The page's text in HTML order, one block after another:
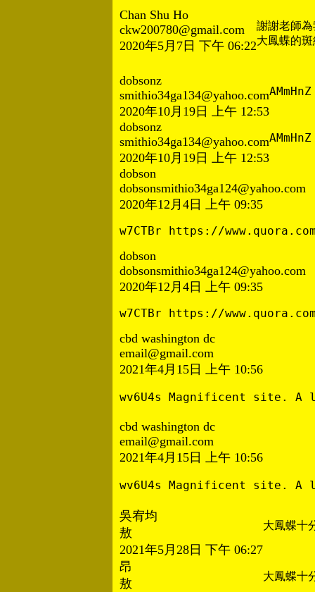
Chan Shu Ho
ckw200780@gmail.com
2020年5月7日 下午 06:22
謝謝老師
大鳳蝶的
dobsonz
smithio34ga134@yahoo.com
2020年10月19日 上午 12:53
dobsonz
smithio34ga134@yahoo.com
2020年10月19日 上午 12:53
dobson
dobsonsmithio34ga124@yahoo.com
2020年12月4日 上午 09:35
w7CTBr https://
dobson
dobsonsmithio34ga124@yahoo.com
2020年12月4日 上午 09:35
w7CTBr https://
cbd washington dc
email@gmail.com
2021年4月15日 上午 10:56
wv6U4s Magnificent site.
cbd washington dc
email@gmail.com
2021年4月15日 上午 10:56
wv6U4s Magnificent site.
吳宥均
敖
2021年5月28日 下午 06:27
大鳳蝶十
昂
敖
大鳳蝶十